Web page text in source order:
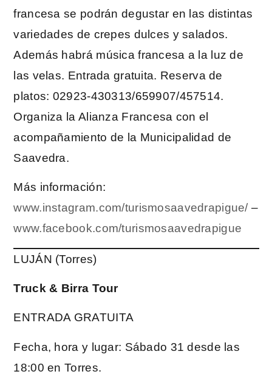
francesa se podrán degustar en las distintas
variedades de crepes dulces y salados.
Además habrá música francesa a la luz de
las velas. Entrada gratuita. Reserva de
platos: 02923-430313/659907/457514.
Organiza la Alianza Francesa con el
acompañamiento de la Municipalidad de
Saavedra.
Más información:
www.instagram.com/turismosaavedrapigue/ –
www.facebook.com/turismosaavedrapigue
LUJÁN (Torres)
Truck & Birra Tour
ENTRADA GRATUITA
Fecha, hora y lugar: Sábado 31 desde las
18:00 en Torres.